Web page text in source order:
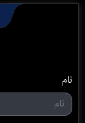
نام